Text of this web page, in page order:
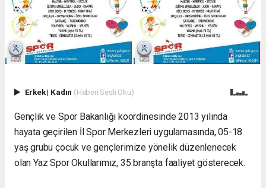
Erkek| Kadın (Haberi Sesli Oku)
Gençlik ve Spor Bakanlığı koordinesinde 2013 yılında
hayata geçirilen İl Spor Merkezleri uygulamasında, 05-18
yaş grubu çocuk ve gençlerimize yönelik düzenlenecek
olan Yaz Spor Okullarımız, 35 branşta faaliyet gösterecek.